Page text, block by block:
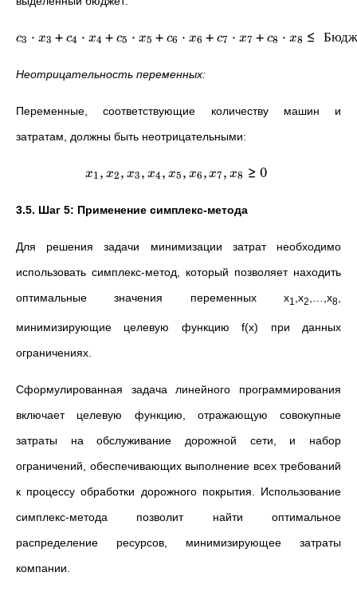
c3 ⋅ x3 + c4 ⋅ x4 + c5 ⋅ x5 + c6 ⋅ x6 + c7 ⋅ x7 + c8 ⋅ x8 ≤
Неотрицательность переменных:
Переменные, соответствующие количеству машин и
затратам, должны быть неотрицательными:
x1, x2, x3, x4, x5, x6, x7, x8 ≥ 0
3.5. Шаг 5: Применение симплекс-метода
Для решения задачи минимизации затрат необходимо
использовать симплекс-метод, который позволяет находить
оптимальные значения переменных x1 ,x2 ,…,x8
минимизирующие целевую функцию f(x) при данных
ограничениях.
Сформулированная задача линейного программирования
включает целевую функцию, отражающую совокупные
затраты на обслуживание дорожной сети, и набор
ограничений, обеспечивающих выполнение всех требований
к процессу обработки дорожного покрытия. Использование
симплекс-метода позволит найти оптимальное
распределение ресурсов, минимизирующее затраты
компании.